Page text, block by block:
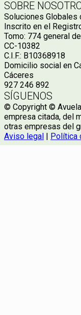
SOBRE
Soluciones Globales
Inscrito en el
Tomo: 774 general
CC-10382
C.I.F.: B10368918
Domicilio social en
Cáceres
927 246 892
SÍGUENOS
© Copyright ©
empresa citada, del
otras empresas del
Aviso legal | Política